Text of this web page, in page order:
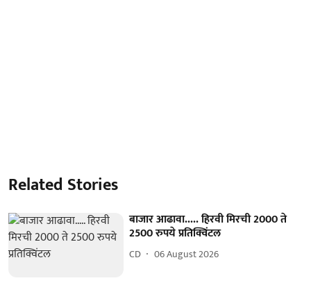
Related Stories
बाजार आढावा..... हिरवी मिरची 2000 ते
2500 रुपये प्रतिक्विंटल
CD 06 August 2026